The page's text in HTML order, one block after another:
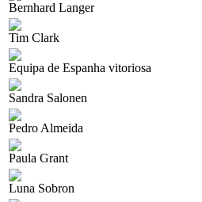
Bernhard Langer
Tim Clark
Equipa de Espanha vitoriosa
Sandra Salonen
Pedro Almeida
Paula Grant
Luna Sobron